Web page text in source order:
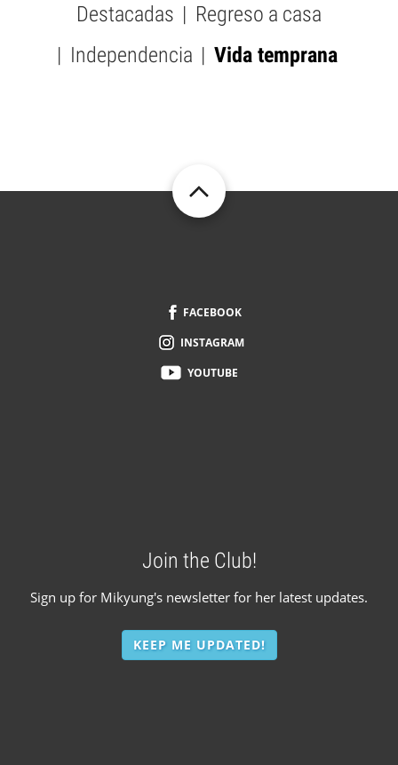
SUBMENU
Destacadas
Regreso a casa
Independencia
Vida temprana
FACEBOOK
INSTAGRAM
YOUTUBE
Join the Club!
Sign up for Mikyung's newsletter for her latest updates.
KEEP ME UPDATED!